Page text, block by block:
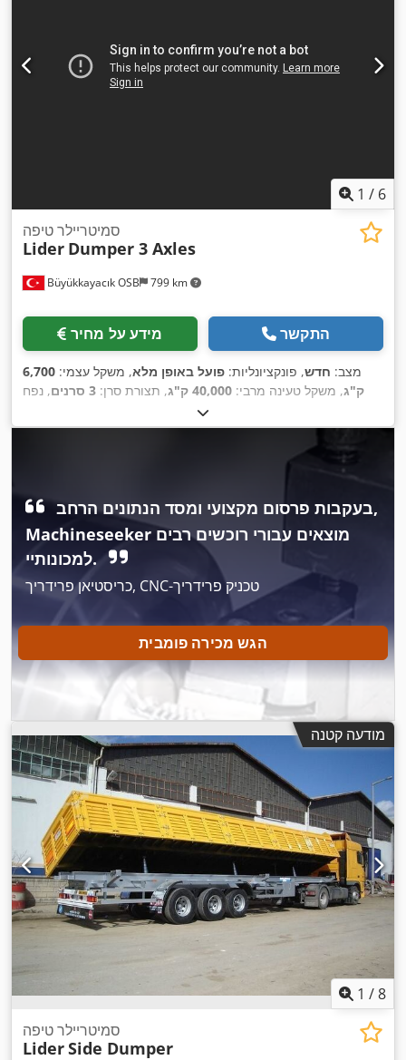
1 / 6
Büyükkayacık OSB 799 km
סמיטריילר טיפה
Lider Dumper 3 Axles
מידע על מחיר התקשר
מצב: חדש, פונקציונליות: פועל באופן מלא, משקל עצמי: 6,700
ק"ג, משקל טעינה מרבי: 40,000 ק"ג , תצורת סרן: 3 סרנים
, נפח
, מתלה:
R22,5
, צבע:אפור, שנת ייצור:2026, ציוד:מערכת בלימה למניעת
בעקבות פרסום מקצועי ומסד הנתונים הרחב,
Machineseeker מוצאים עבורי רוכשים רבים
למכונותיי.
כריסטיאן פרידריך, CNC-טכניק פרידריך
הגש מכירה פומבית
מודעה קטנה
1 /8
סמיטריילר טיפה
LiderSide Dumper